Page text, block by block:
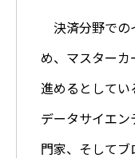
決済分野での
め、マスターカ
進めるとしてい
データサイエン
門家、そして